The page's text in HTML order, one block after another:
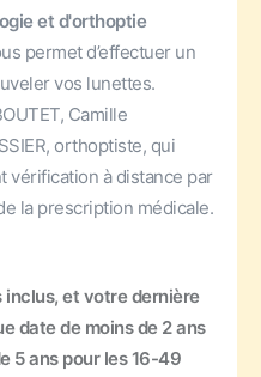
et d'orthoptie
permet d’effectuer un
vos lunettes.
Camille
orthoptiste, qui
vérification à distance par
la prescription médicale.
et votre dernière
date de moins de 2 ans
5 ans pour les 16-49